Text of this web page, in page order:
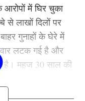
आरोपों में घिर चुका
लाखों दिलों पर
गुनाहों के घेरे में
लटक गई है और
है। महज 30 साल की